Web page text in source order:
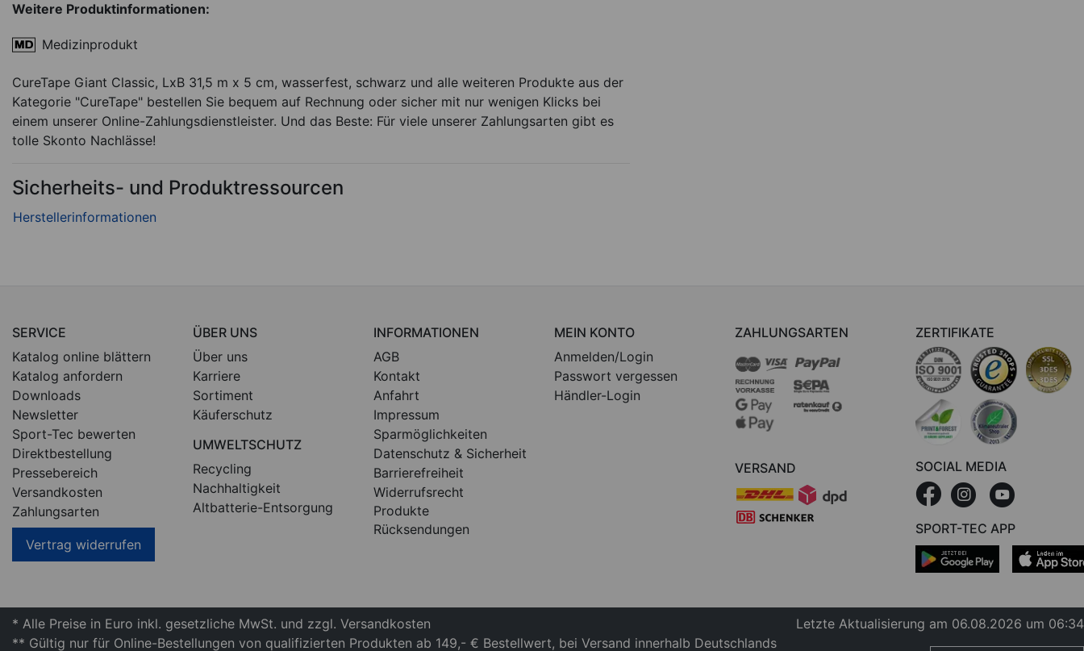
Weitere Produktinformationen:
Medizinprodukt
CureTape Giant Classic, LxB 31,5 m x 5 cm, wasserfest, schwarz und alle weiteren Produkte aus der
Kategorie "CureTape" bestellen Sie bequem auf Rechnung oder sicher mit nur wenigen Klicks bei
einem unserer Online-Zahlungsdienstleister. Und das Beste: Für viele unserer Zahlungsarten gibt es
tolle Skonto Nachlässe!
Sicherheits- und Produktressourcen
SERVICE
Katalog online blättern
Katalog anfordern
Downloads
Newsletter
Sport-Tec bewerten
Direktbestellung
Pressebereich
Versandkosten
Zahlungsarten
Vertrag widerrufen
ÜBER UNS
Über uns
Karriere
Sortiment
Käuferschutz
UMWELTSCHUTZ
Recycling
Nachhaltigkeit
Altbatterie-Entsorgung
INFORMATIONEN
AGB
Kontakt
Anfahrt
Impressum
Sparmöglichkeiten
Datenschutz & Sicherheit
Barrierefreiheit
Widerrufsrecht
Produkte
Rücksendungen
MEIN KONTO
Anmelden/Login
Passwort vergessen
Händler-Login
ZAHLUNGSARTEN
VERSAND
ZERTIFIKATE
SOCIAL MEDIA
SPORT-TEC APP
* Alle Preise in Euro inkl. gesetzliche MwSt. und zzgl. Versandkosten
** Gültig nur für Online-Bestellungen von qualifizierten Produkten ab 149,- € Bestellwert, bei Versand innerhalb Deutschlands
Letzte Aktualisierung am 06.08.2026 um 06:34